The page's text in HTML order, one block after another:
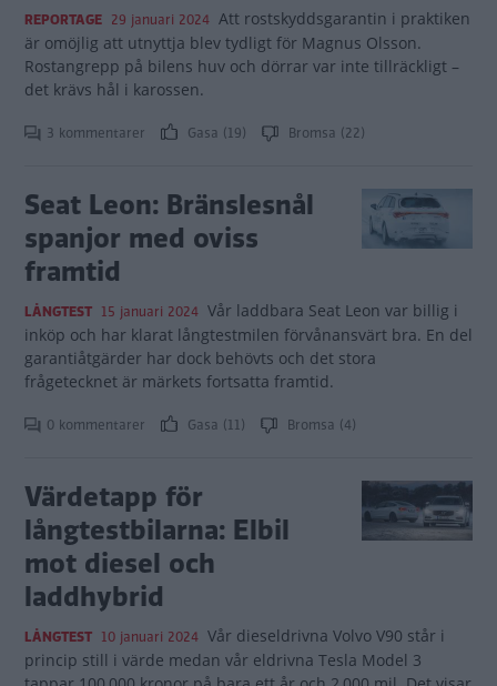
REPORTAGE 29 januari 2024 Att rostskyddsgarantin i praktiken
är omöjlig att utnyttja blev tydligt för Magnus Olsson.
Rostangrepp på bilens huv och dörrar var inte tillräckligt –
det krävs hål i karossen.
3 kommentarer Gasa (19) Bromsa (22)
Seat Leon: Bränslesnål
spanjor med oviss
framtid
LÅNGTEST 15 januari 2024 Vår laddbara Seat Leon var billig i
inköp och har klarat långtestmilen förvånansvärt bra. En del
garantiåtgärder har dock behövts och det stora
frågetecknet är märkets fortsatta framtid.
0 kommentarer Gasa (11) Bromsa (4)
Värdetapp för
långtestbilarna: Elbil
mot diesel och
laddhybrid
LÅNGTEST 10 januari 2024 Vår dieseldrivna Volvo V90 står i
princip still i värde medan vår eldrivna Tesla Model 3